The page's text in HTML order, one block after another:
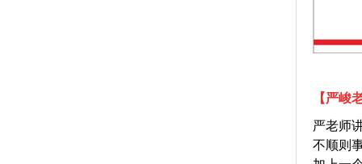
【严峻
严老师
不顺则